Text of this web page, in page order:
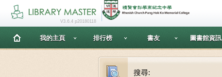
V3.6.4 p20180118
我的主頁 排行榜 書友 圖書館資訊
搜尋: